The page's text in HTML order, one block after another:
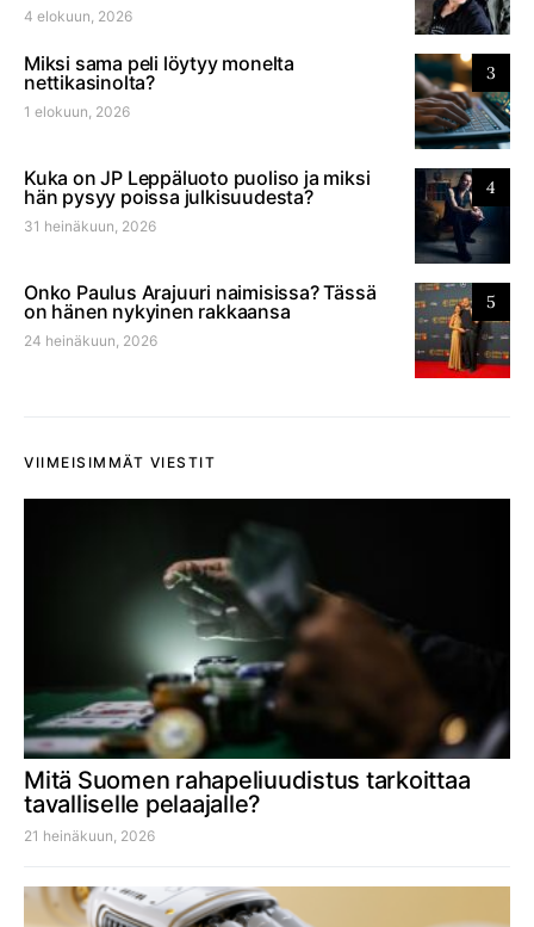
4 elokuun, 2026
3
Miksi sama peli löytyy monelta
nettikasinolta?
1 elokuun, 2026
4
Kuka on JP Leppäluoto puoliso ja miksi
hän pysyy poissa julkisuudesta?
31 heinäkuun, 2026
5
Onko Paulus Arajuuri naimisissa? Tässä
on hänen nykyinen rakkaansa
24 heinäkuun, 2026
VIIMEISIMMÄT VIESTIT
Mitä Suomen rahapeliuudistus tarkoittaa
tavalliselle pelaajalle?
21 heinäkuun, 2026